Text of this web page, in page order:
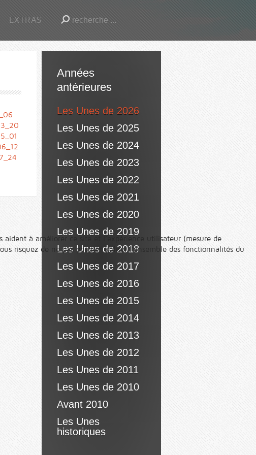
EXTRAS
Années
antérieures
Les Unes de 2026
Les Unes de 2025
Les Unes de 2024
Les Unes de 2023
Les Unes de 2022
Les Unes de 2021
Les Unes de 2020
Les Unes de 2019
Les Unes de 2018
Les Unes de 2017
Les Unes de 2016
Les Unes de 2015
Les Unes de 2014
Les Unes de 2013
Les Unes de 2012
Les Unes de 2011
Les Unes de 2010
Avant 2010
Les Unes
historiques
à améliorer ce site et l’expérience utilisateur (mesure de
risquez de ne pas pouvoir utiliser l’ensemble des fonctionnalités du